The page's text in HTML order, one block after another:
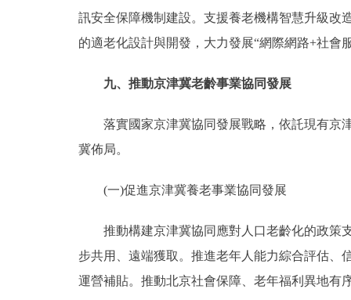
訊安全保障機制建設。支援養老機構智慧升級改
的適老化設計與開發，大力發展“網際網路+社會
九、推動京津冀老齡事業協同發展
落實國家京津冀協同發展戰略，依託現有京津
冀佈局。
(一)促進京津冀養老事業協同發展
推動構建京津冀協同應對人口老齡化的政策支
步共用、遠端獲取。推進老年人能力綜合評估、
運營補貼。推動北京社會保障、老年福利異地有